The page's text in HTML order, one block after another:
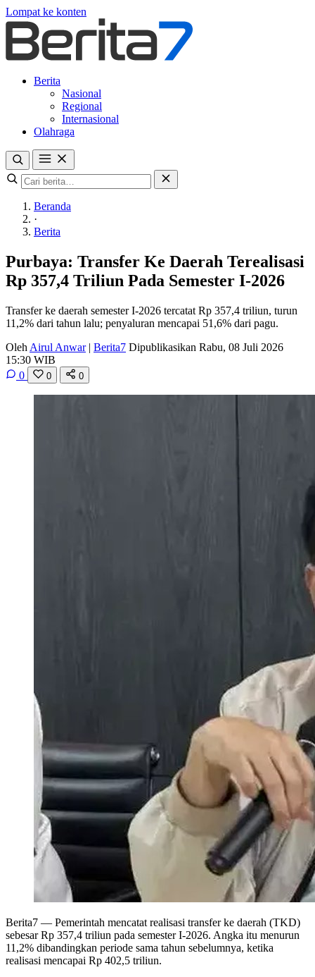
Lompat ke konten
Berita
Nasional
Regional
Internasional
Olahraga
Beranda
·
Berita
Purbaya: Transfer Ke Daerah Terealisasi
Rp 357,4 Triliun Pada Semester I-2026
Transfer ke daerah semester I-2026 tercatat Rp 357,4 triliun, turun
11,2% dari tahun lalu; penyaluran mencapai 51,6% dari pagu.
Oleh Airul Anwar | Berita7 Dipublikasikan Rabu, 08 Juli 2026
15:30 WIB
0
0 0
Berita7 — Pemerintah mencatat realisasi transfer ke daerah (TKD)
sebesar Rp 357,4 triliun pada semester I-2026. Angka itu menurun
11,2% dibandingkan periode sama tahun sebelumnya, ketika
realisasi mencapai Rp 402,5 triliun.